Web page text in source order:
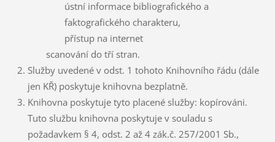
ústní informace bibliografického a
faktografického charakteru,
přístup na internet
scanování do tří stran.
Služby uvedené v odst. 1 tohoto Knihovního řádu (dále
jen KŘ) poskytuje knihovna bezplatně.
Knihovna poskytuje tyto placené služby: kopírováni.
Tuto službu knihovna poskytuje v souladu s
požadavkem § 4, odst. 2 až 4 zák.č. 257/2001 Sb.,